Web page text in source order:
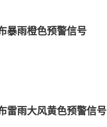
暴雨橙色预警信号
雷雨大风黄色预警信号